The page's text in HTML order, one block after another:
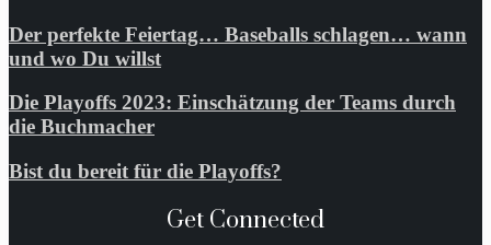
Der perfekte Feiertag… Baseballs schlagen… wann
und wo Du willst
Die Playoffs 2023: Einschätzung der Teams durch
die Buchmacher
Bist du bereit für die Playoffs?
Get Connected